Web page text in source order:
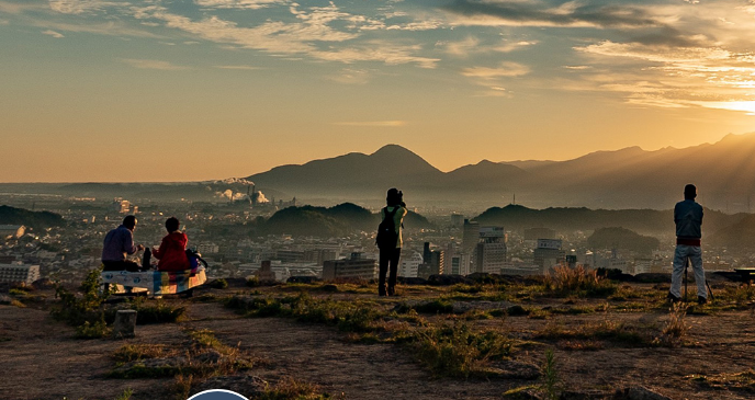
市町村等のイベント一覧
結婚・家計
子育て・教育
医療・福祉
移住までのステップ
移住支援制度
よくあるご質問
移住支援団体、移住者ネットワーク
とっとり暮らしアドバイザー